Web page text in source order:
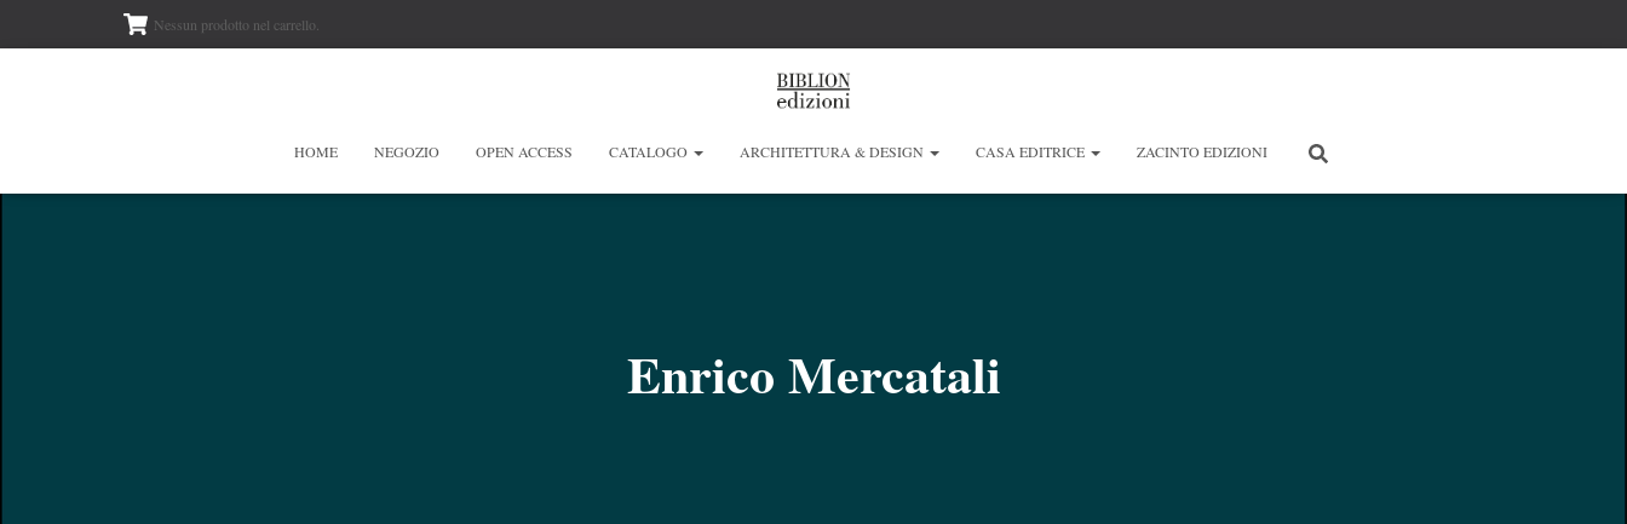
Nessun prodotto nel carrello.
HOME NEGOZIO OPEN ACCESS CATALOGO ARCHITETTURA & DESIGN CASA EDITRICE ZACINTO EDIZIONI
Enrico Mercatali